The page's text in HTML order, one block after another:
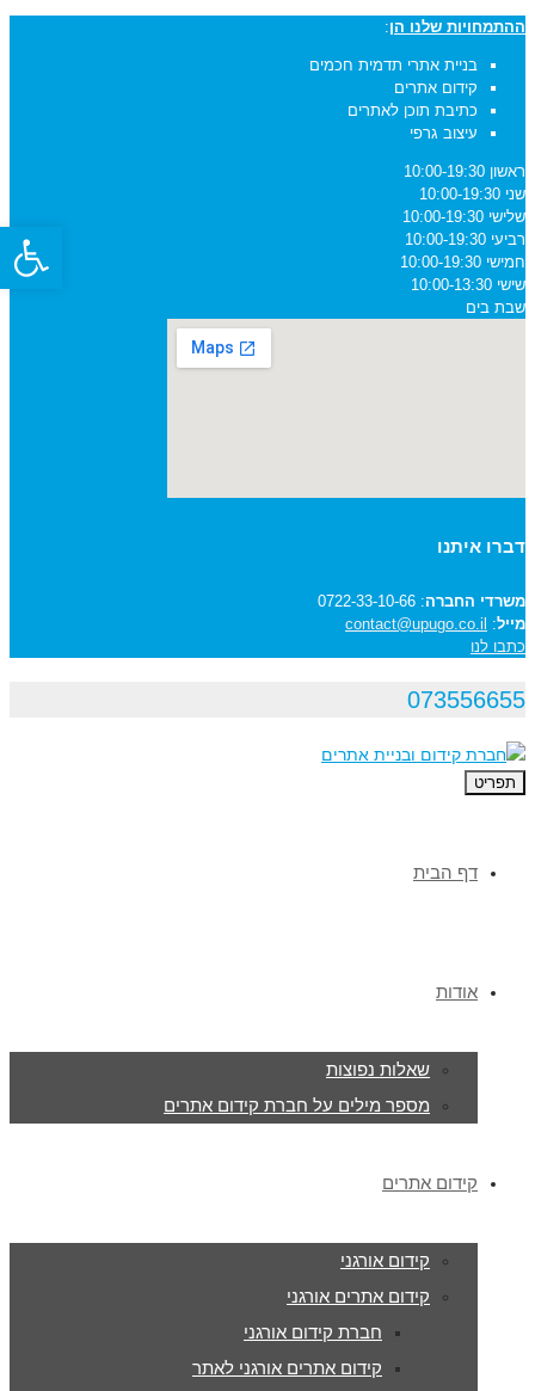
ההתמחויות שלנו הן:
בניית אתרי תדמית חכמים
קידום אתרים
כתיבת תוכן לאתרים
עיצוב גרפי
ראשון 10:00-19:30
שני 10:00-19:30
שלישי 10:00-19:30
רביעי 10:00-19:30
חמישי 10:00-19:30
שישי 10:00-13:30
שבת בים
דברו איתנו
משרדי החברה: 0722-33-10-66
מייל:
contact@upugo.co.il
כתבו לנו
073556655
תפריט
דף הבית
אודות
שאלות נפוצות
מספר מילים על חברת קידום אתרים
קידום אתרים
קידום אורגני
קידום אתרים אורגני
חברת קידום אורגני
קידום אתרים אורגני לאתר
פתח